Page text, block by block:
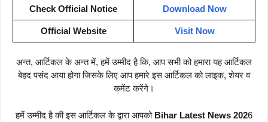
Check Official Notice Download Now
Official Website Visit Now
अन्त, आर्टिकल के अन्त में, हमें उम्मीद है कि, आप सभी को हमारा यह आर्टिकल
बेहद पसंद आया होगा जिसके लिए आप हमारे इस आर्टिकल को लाइक, शेयर व
कमेंट करेंगे।
हमें उम्मीद है की इस आर्टिकल के द्वारा आपको Bihar Latest News 2026